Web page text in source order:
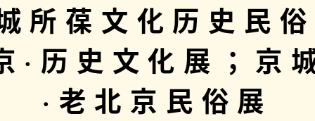
所葆文化历史民
·历史文化展；京
·老北京民俗展